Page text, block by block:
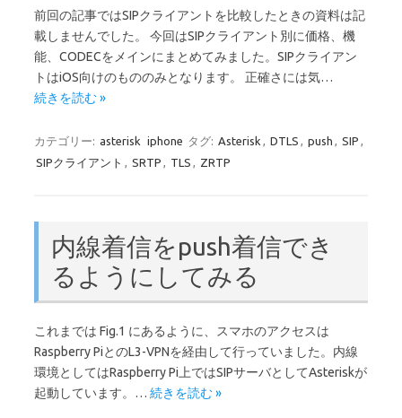
前回の記事ではSIPクライアントを比較したときの資料は記
載しませんでした。 今回はSIPクライアント別に価格、機
能、CODECをメインにまとめてみました。SIPクライアン
トはiOS向けのもののみとなります。 正確さには気…
続きを読む »
カテゴリー: asterisk iphone タグ: Asterisk DTLS push SIP
SIPクライアント
SRTP TLS ZRTP
内線着信をpush着信でき
るようにしてみる
これまでは Fig.1 にあるように、スマホのアクセスは
Raspberry PiとのL3-VPNを経由して行っていました。内線
環境としてはRaspberry Pi上ではSIPサーバとしてAsteriskが
起動しています。… 続きを読む »